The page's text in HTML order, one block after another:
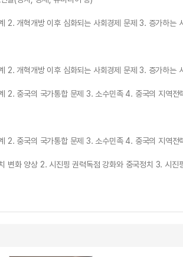
2. 개혁개방 이후 심화되는 사회경제 문제 3. 증가하는
2. 개혁개방 이후 심화되는 사회경제 문제 3. 증가하는
2. 중국의 국가통합 문제 3. 소수민족 4. 중국의 지역전
2. 중국의 국가통합 문제 3. 소수민족 4. 중국의 지역전
변화 양상 2. 시진핑 권력독점 강화와 중국정치 3. 시진